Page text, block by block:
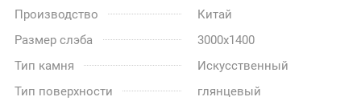
Производство
Китай
Размер слэба
3000x1400
Тип камня
Искусственный
Тип поверхности
глянцевый